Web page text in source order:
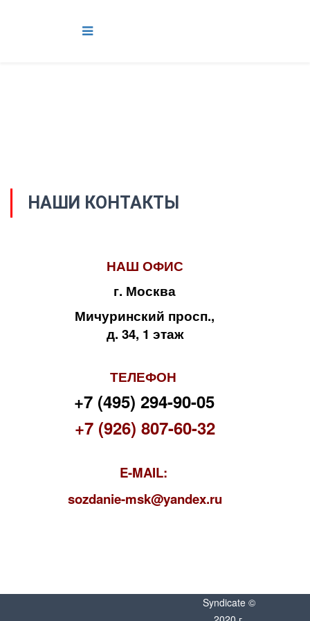
НАШИ КОНТАКТЫ
НАШ ОФИС
г. Москва
Мичуринский просп.,
д. 34, 1 этаж
ТЕЛЕФОН
+7 (495) 294-90-05
+7 (926) 807-60-32
E-MAIL:
sozdanie-msk@yandex.ru
Syndicate ©